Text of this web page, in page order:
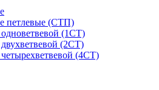
петлевые (СТП)
(1СТ)
(2СТ)
(4СТ)